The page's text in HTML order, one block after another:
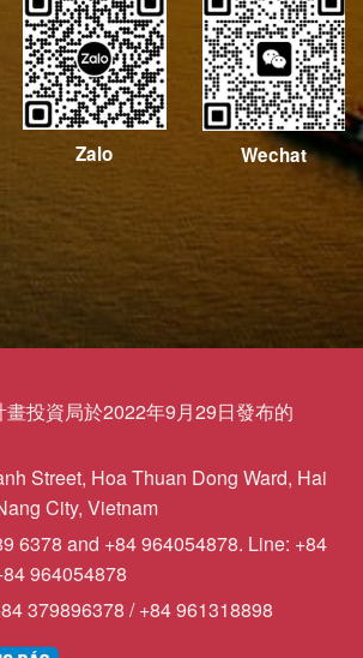
Zalo Wechat
投資局於2022年9月29日發布的
Street, Hoa Thuan Dong Ward, Hai
City, Vietnam
6378 and +84 964054878. Line: +84
964054878
379896378 / +84 961318898